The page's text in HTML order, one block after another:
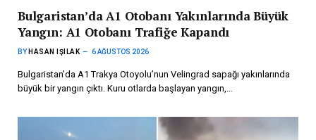
Bulgaristan’da A1 Otobanı Yakınlarında Büyük
Yangın: A1 Otobanı Trafiğe Kapandı
BY HASAN IŞILAK 6 AĞUSTOS 2026
Bulgaristan’da A1 Trakya Otoyolu’nun Velingrad sapağı yakınlarında
büyük bir yangın çıktı. Kuru otlarda başlayan yangın,…